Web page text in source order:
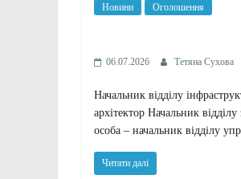
Новини Оголошення
06.07.2026 Тетяна Сухова
Начальник відділу
архітектор Начальник
особа – начальник відділу
Читати далі